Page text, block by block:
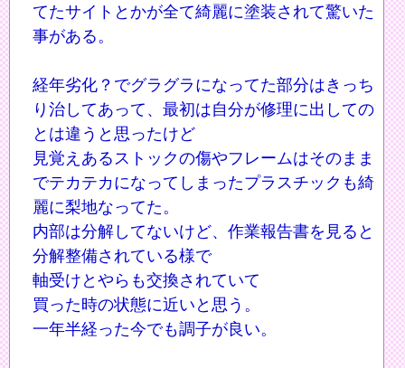
てたサイトとかが全て綺麗に塗装されて驚いた
事がある。
経年劣化？でグラグラになってた部分はきっち
り治してあって、最初は自分が修理に出しての
とは違うと思ったけど
見覚えあるストックの傷やフレームはそのまま
でテカテカになってしまったプラスチックも綺
麗に梨地なってた。
内部は分解してないけど、作業報告書を見ると
分解整備されている様で
軸受けとやらも交換されていて
買った時の状態に近いと思う。
一年半経った今でも調子が良い。